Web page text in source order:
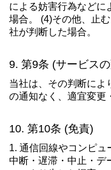
による妨害行為などに
場合。 (4)その他、止
社が判断した場合。
第9条 (サービス
当社は、その判断によ
の通知なく、適宜変更
第10条 (免責)
1. 通信回線やコンピ
中断・遅滞・中止・デ